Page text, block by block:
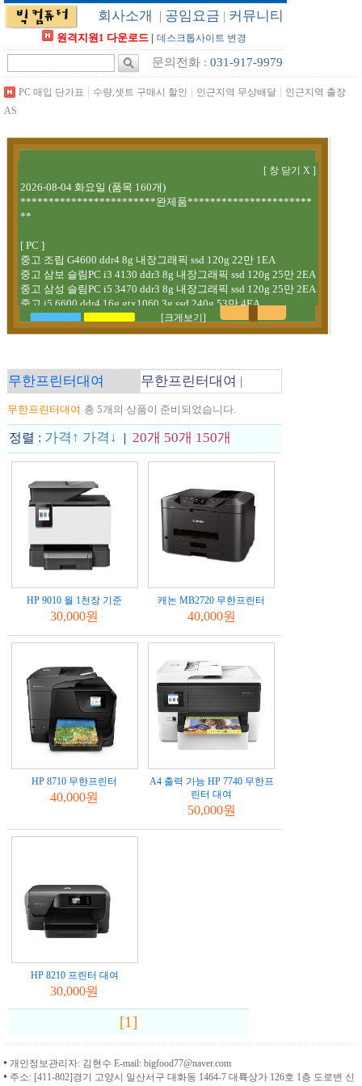
회사소개 | 공임요금 | 커뮤니티
원격지원1 다운로드| 데스크톱사이트 변경
문의전화 : 031-917-9979
PC 매입 단가표 | 수량,셋트 구매시 할인 | 인근지역 무상배달 | 인근지역 출장
AS
[크게보기]
무한프린터대여 무한프린터대여 |
무한프린터대여 총 5개의 상품이 준비되었습니다.
정렬 : 가격↑ 가격↓ | 20개 50개 150개
HP 9010 월 1천장 기준
30,000원
캐논 MB2720 무한프린터
40,000원
HP 8710 무한프린터
40,000원
A4 출력 가능 HP 7740 무한프
린터 대여
50,000원
HP 8210 프린터 대여
30,000원
[1]
개인정보관리자: 김현수 E-mail: bigfood77@naver.com
주소: [411-802]경기 고양시 일산서구 대화동 1464-7 대륙상가 126호 1층 도로변 신